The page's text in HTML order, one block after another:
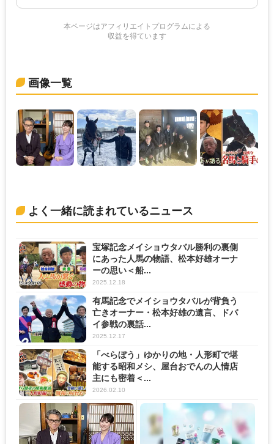
本ページはアフィリエイトプログラムによる
収益を得ています
画像一覧
よく一緒に読まれているニュース
宝塚記念メイショウタバル勝利の裏側
にあった人馬の物語、松本好雄オーナ
ーの思い＜船...
2025.12.18
有馬記念でメイショウタバルが背負う
亡きオーナー・松本好雄の遺言、ドバ
イ参戦の裏話...
2025.12.17
「べらぼう」ゆかりの地・人形町で堪
能する昭和メシ、屋台おでんの人情店
主にも密着＜...
2026.02.10